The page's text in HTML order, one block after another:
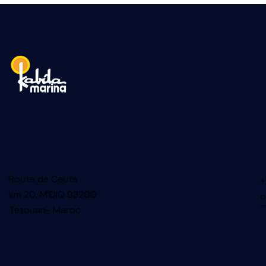
Route de Ceuta
km 20, M’DIQ 93200
Tetouan- Maroc